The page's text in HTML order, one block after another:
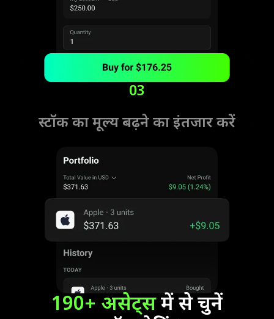
03
स्टॉक का मूल्य बढ़ने का इंतजार करें
190+ असेट्समें से चुनें